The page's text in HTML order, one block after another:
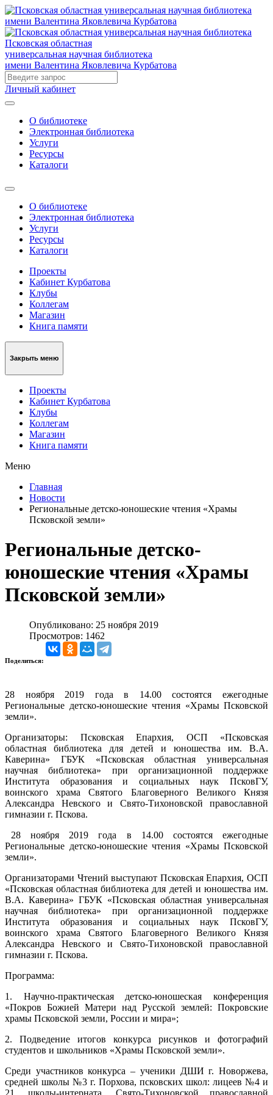
Псковская областная
универсальная научная библиотека
имени Валентина Яковлевича Курбатова
Личный кабинет
О библиотеке
Электронная библиотека
Услуги
Ресурсы
Каталоги
О библиотеке
Электронная библиотека
Услуги
Ресурсы
Каталоги
Проекты
Кабинет Курбатова
Клубы
Коллегам
Магазин
Книга памяти
Закрыть меню
Проекты
Кабинет Курбатова
Клубы
Коллегам
Магазин
Книга памяти
Меню
Главная
Новости
Региональные детско-юношеские чтения «Храмы
Псковской земли»
Региональные детско-
юношеские чтения «Храмы
Псковской земли»
Опубликовано: 25 ноября 2019
Просмотров: 1462
Поделиться:
28 ноября 2019 года в 14.00 состоятся ежегодные
Региональные детско-юношеские чтения «Храмы Псковской
земли».
Организаторы: Псковская Епархия, ОСП «Псковская
областная библиотека для детей и юношества им. В.А.
Каверина» ГБУК «Псковская областная универсальная
научная библиотека» при организационной поддержке
Института образования и социальных наук ПсковГУ,
воинского храма Святого Благоверного Великого Князя
Александра Невского и Свято-Тихоновской православной
гимназии г. Пскова.
28 ноября 2019 года в 14.00 состоятся ежегодные
Региональные детско-юношеские чтения «Храмы Псковской
земли».
Организаторами Чтений выступают Псковская Епархия, ОСП
«Псковская областная библиотека для детей и юношества им.
В.А. Каверина» ГБУК «Псковская областная универсальная
научная библиотека» при организационной поддержке
Института образования и социальных наук ПсковГУ,
воинского храма Святого Благоверного Великого Князя
Александра Невского и Свято-Тихоновской православной
гимназии г. Пскова.
Программа:
1. Научно-практическая детско-юношеская конференция
«Покров Божией Матери над Русской землей: Покровские
храмы Псковской земли, России и мира»;
2. Подведение итогов конкурса рисунков и фотографий
студентов и школьников «Храмы Псковской земли».
Среди участников конкурса – ученики ДШИ г. Новоржева,
средней школы №3 г. Порхова, псковских школ: лицеев №4 и
21, школы-интерната, Свято-Тихоновской православной